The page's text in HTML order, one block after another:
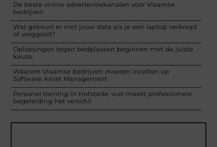
De beste online advertentiekanalen voor Vlaamse
bedrijven
Wat gebeurt er met jouw data als je een laptop verkoopt
of weggooit?
Oplossingen tegen bedplassen beginnen met de juiste
keuze
Waarom Vlaamse bedrijven moeten inzetten op
Software Asset Management
Personal training in Hofstade, wat maakt professionele
begeleiding het verschil